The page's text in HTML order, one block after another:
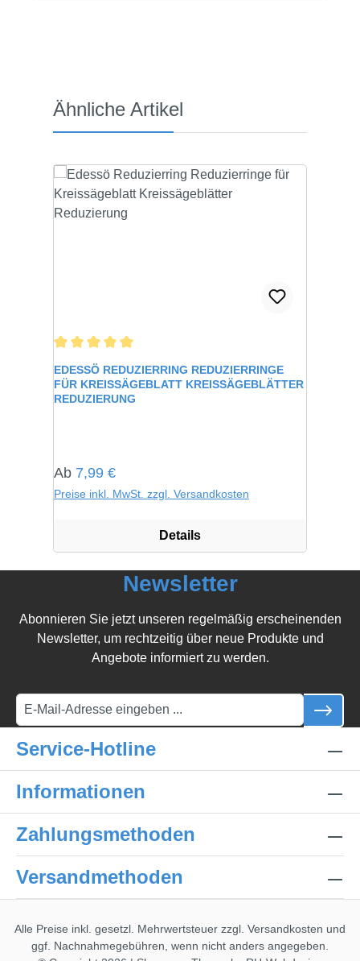
Produktgalerie überspringen
Ähnliche Artikel
Durchschnittliche Bewertung von 5 von 5 Sternen
EDESSÖ REDUZIERRING REDUZIERRINGE
FÜR KREISSÄGEBLATT KREISSÄGEBLÄTTER
REDUZIERUNG
Regulärer Preis:
Ab 7,99 €
Preise inkl. MwSt. zzgl. Versandkosten
Details
Newsletter
Abonnieren Sie jetzt unseren regelmäßig erscheinenden
Newsletter, um rechtzeitig über neue Produkte und
Angebote informiert zu werden.
Service-Hotline
Informationen
Zahlungsmethoden
Versandmethoden
Alle Preise inkl. gesetzl. Mehrwertsteuer zzgl. Versandkosten und
ggf. Nachnahmegebühren, wenn nicht anders angegeben.